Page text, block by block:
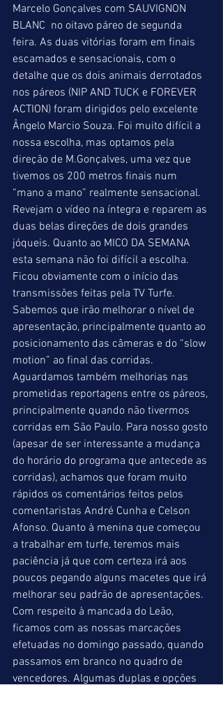
Marcelo Gonçalves com SAUVIGNON
BLANC  no oitavo páreo de segunda
feira. As duas vitórias foram em finais
escamados e sensacionais, com o
detalhe que os dois animais derrotados
nos páreos (NIP AND TUCK e FOREVER
ACTION) foram dirigidos pelo excelente
Ângelo Marcio Souza. Foi muito difícil a
nossa escolha, mas optamos pela
direção de M.Gonçalves, uma vez que
tivemos os 200 metros finais num
“mano a mano” realmente sensacional.
Revejam o vídeo na íntegra e reparem as
duas belas direções de dois grandes
jóqueis. Quanto ao MICO DA SEMANA
esta semana não foi difícil a escolha.
Ficou obviamente com o início das
transmissões feitas pela TV Turfe.
Sabemos que irão melhorar o nível de
apresentação, principalmente quanto ao
posicionamento das câmeras e do “slow
motion” ao final das corridas.
Aguardamos também melhorias nas
prometidas reportagens entre os páreos,
principalmente quando não tivermos
corridas em São Paulo. Para nosso gosto
(apesar de ser interessante a mudança
do horário do programa que antecede as
corridas), achamos que foram muito
rápidos os comentários feitos pelos
comentaristas André Cunha e Celson
Afonso. Quanto à menina que começou
a trabalhar em turfe, teremos mais
paciência já que com certeza irá aos
poucos pegando alguns macetes que irá
melhorar seu padrão de apresentações.
Com respeito à mancada do Leão,
ficamos com as nossas marcações
efetuadas no domingo passado, quando
passamos em branco no quadro de
vencedores. Algumas duplas e opções